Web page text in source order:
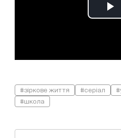
#зіркове життя #серіал
#школа